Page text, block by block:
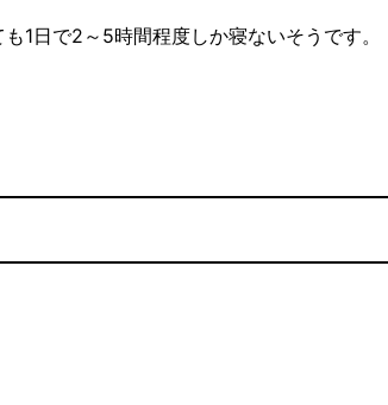
1日で2～5時間程度しか寝ないそうです。